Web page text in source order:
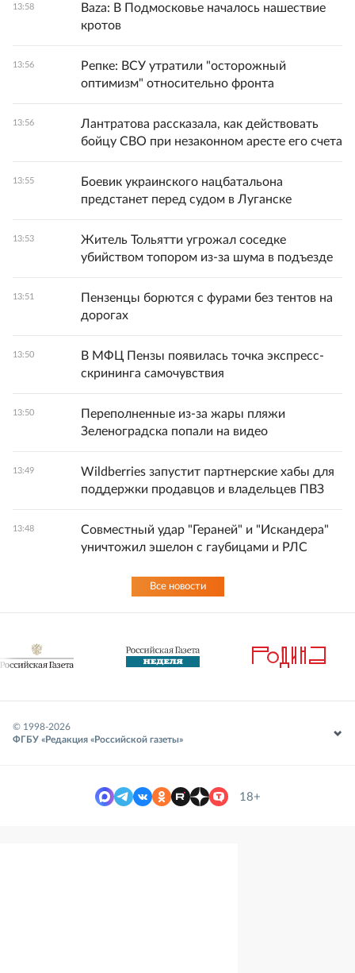
13:58
Baza: В Подмосковье началось нашествие
кротов
13:56
Репке: ВСУ утратили "осторожный
оптимизм" относительно фронта
13:56
Лантратова рассказала, как действовать
бойцу СВО при незаконном аресте его счета
13:55
Боевик украинского нацбатальона
предстанет перед судом в Луганске
13:53
Житель Тольятти угрожал соседке
убийством топором из-за шума в подъезде
13:51
Пензенцы борются с фурами без тентов на
дорогах
13:50
В МФЦ Пензы появилась точка экспресс-
скрининга самочувствия
13:50
Переполненные из-за жары пляжи
Зеленоградска попали на видео
13:49
Wildberries запустит партнерские хабы для
поддержки продавцов и владельцев ПВЗ
13:48
Совместный удар "Гераней" и "Искандера"
уничтожил эшелон с гаубицами и РЛС
Все новости
© 1998-2026
ФГБУ «Редакция «Российской газеты»
18+